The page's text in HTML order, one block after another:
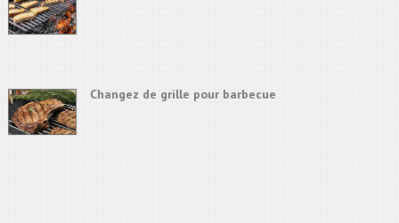
Changez de grille pour barbecue